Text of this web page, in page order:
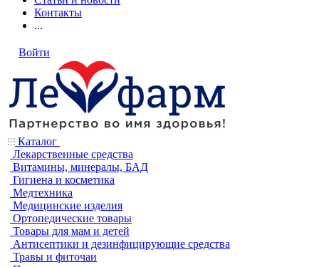
Контакты
...
Войти
Каталог
Лекарственные средства
Витамины, минералы, БАД
Гигиена и косметика
Медтехника
Медицинские изделия
Ортопедические товары
Товары для мам и детей
Антисептики и дезинфицирующие средства
Травы и фиточаи